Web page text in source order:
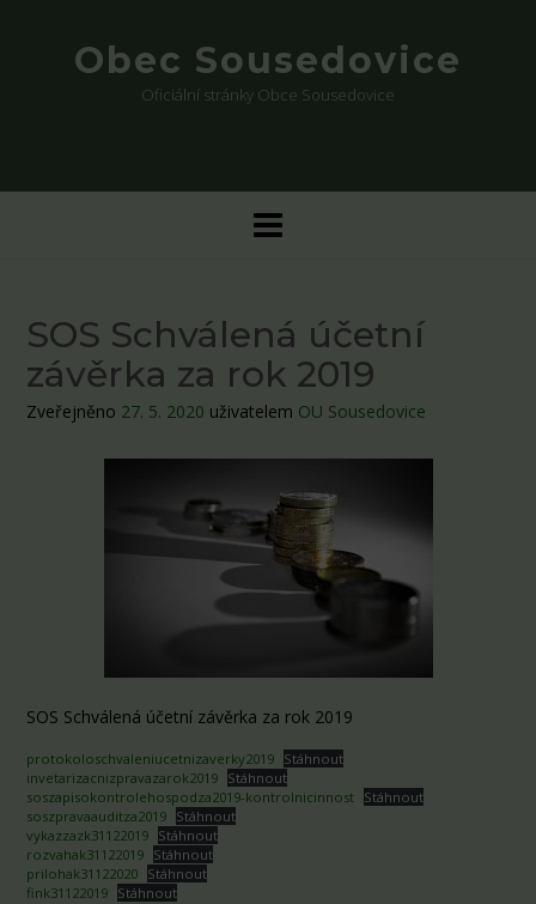
Obec Sousedovice
Oficiální stránky Obce Sousedovice
SOS Schválená účetní
závěrka za rok 2019
Zveřejněno 27. 5. 2020 uživatelem OU Sousedovice
SOS Schválená účetní závěrka za rok 2019
protokoloschvaleniucetnizaverky2019 Stáhnout
invetarizacnizpravazarok2019 Stáhnout
soszapisokontrolehospodza2019-kontrolnicinnost Stáhnout
soszpravaauditza2019 Stáhnout
vykazzazk31122019 Stáhnout
rozvahak31122019 Stáhnout
prilohak31122020 Stáhnout
fink31122019 Stáhnout